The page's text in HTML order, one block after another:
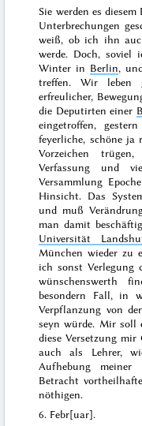
Sie werden es
Unterbrechungen
weiß, ob ich ihn
werde. Doch, soviel
Winter in Berlin,
treffen. Wir leben
erfreulicher,
die Deputirten einer
eingetroffen, gestern
feyerliche, schöne
Vorzeichen
Verfassung und
Versammlung
Hinsicht. Das
und muß
man damit
Universität
München wieder zu
ich sonst Verlegung
wünschenswerth
besondern Fall, in
Verpflanzung von
seyn würde. Mir soll
diese Versetzung
auch als Lehrer,
Aufhebung
Betracht
nöthigen.
6. Febr[uar].